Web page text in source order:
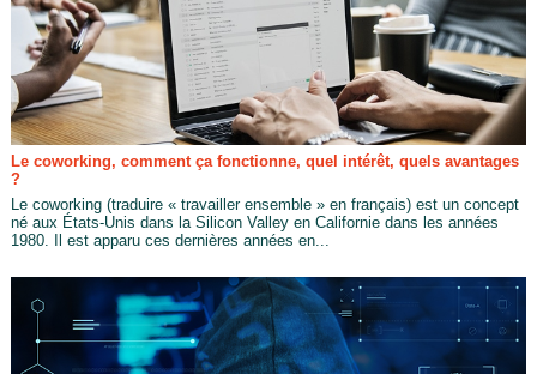
Le coworking, comment ça fonctionne, quel intérêt, quels avantages
?
Le coworking (traduire « travailler ensemble » en français) est un concept
né aux États-Unis dans la Silicon Valley en Californie dans les années
1980. Il est apparu ces dernières années en...